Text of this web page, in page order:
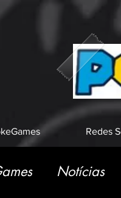
Redes
Notícias